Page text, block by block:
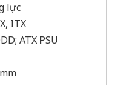
lực
ITX
ATX PSU